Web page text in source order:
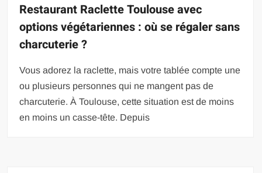
Restaurant Raclette Toulouse avec
options végétariennes : où se régaler sans
charcuterie ?
Vous adorez la raclette, mais votre tablée compte une
ou plusieurs personnes qui ne mangent pas de
charcuterie. À Toulouse, cette situation est de moins
en moins un casse-tête. Depuis